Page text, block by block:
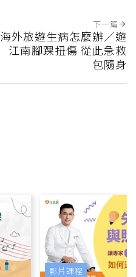
下一篇
海外旅遊生病怎麼辦／遊
江南腳踝扭傷 從此急救
包隨身
影片課程